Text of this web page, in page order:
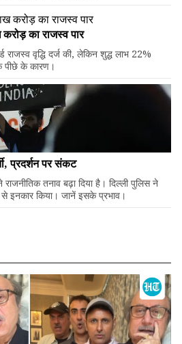
का राजस्व पार
राजस्व वृद्धि दर्ज की, लेकिन शुद्ध लाभ 22%
पीछे के कारण।
प्रदर्शन पर संकट
तनाव बढ़ा दिया है। दिल्ली पुलिस ने
इनकार किया। जानें इसके प्रभाव।